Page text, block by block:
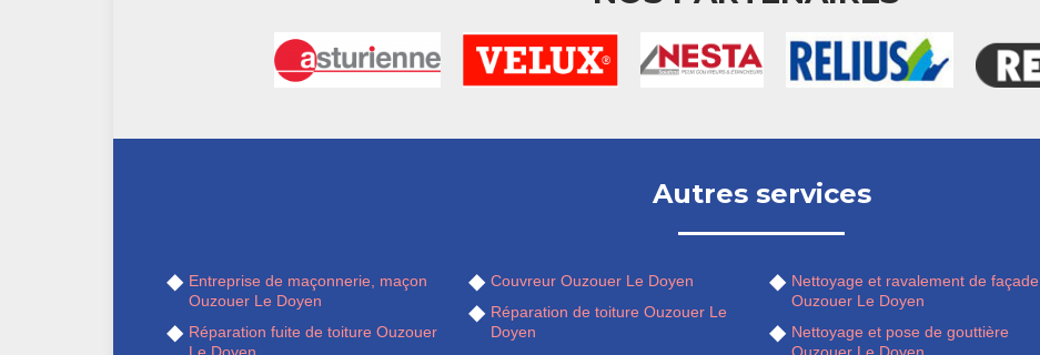
Autres services
Entreprise de maçonnerie, maçon
Ouzouer Le Doyen
Réparation fuite de toiture Ouzouer
Couvreur Ouzouer Le Doyen
Réparation de toiture Ouzouer Le
Doyen
Nettoyage et ravalement de façade
Ouzouer Le Doyen
Nettoyage et pose de gouttière